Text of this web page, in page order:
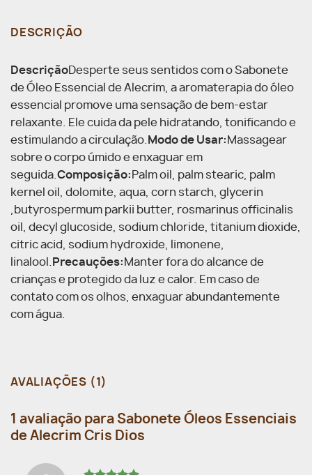
DESCRIÇÃO
Descrição Desperte seus sentidos com o Sabonete
de Óleo Essencial de Alecrim, a aromaterapia do óleo
essencial promove uma sensação de bem-estar
relaxante. Ele cuida da pele hidratando, tonificando e
estimulando a circulação. Modo de Usar: Massagear
sobre o corpo úmido e enxaguar em
seguida. Composição: Palm oil, palm stearic, palm
kernel oil, dolomite, aqua, corn starch, glycerin
,butyrospermum parkii butter, rosmarinus officinalis
oil, decyl glucoside, sodium chloride, titanium dioxide,
citric acid, sodium hydroxide, limonene,
linalool.
Precauções: Manter fora do alcance de
crianças e protegido da luz e calor. Em caso de
contato com os olhos, enxaguar abundantemente
com água.
AVALIAÇÕES (1)
1 avaliação para Sabonete Óleos Essenciais
de Alecrim Cris Dios